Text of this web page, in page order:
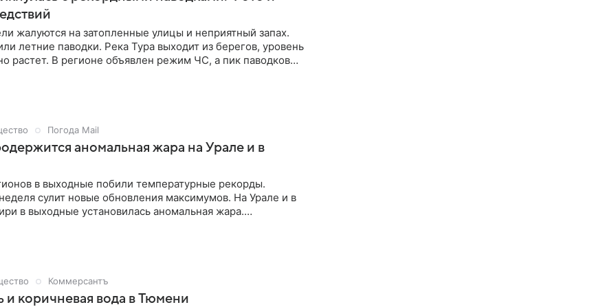
жалуются на затопленные улицы и неприятный запах.
летние паводки. Река Тура выходит из берегов, уровень
растет. В регионе объявлен режим ЧС, а пик паводков
Погода Mail
аномальная жара на Урале и в
в выходные побили температурные рекорды.
сулит новые обновления максимумов. На Урале и в
в выходные установилась аномальная жара.
Коммерсантъ
и коричневая вода в Тюмени